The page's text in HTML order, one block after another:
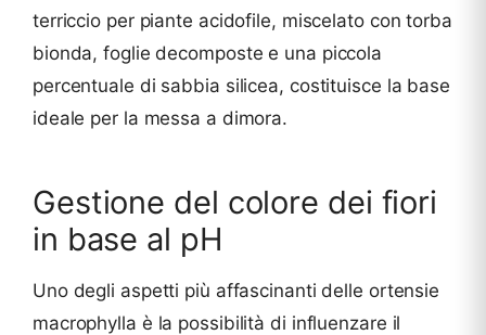
terriccio per piante acidofile, miscelato con torba
bionda, foglie decomposte e una piccola
percentuale di sabbia silicea, costituisce la base
ideale per la messa a dimora.
Gestione del colore dei fiori
in base al pH
Uno degli aspetti più affascinanti delle ortensie
macrophylla è la possibilità di influenzare il